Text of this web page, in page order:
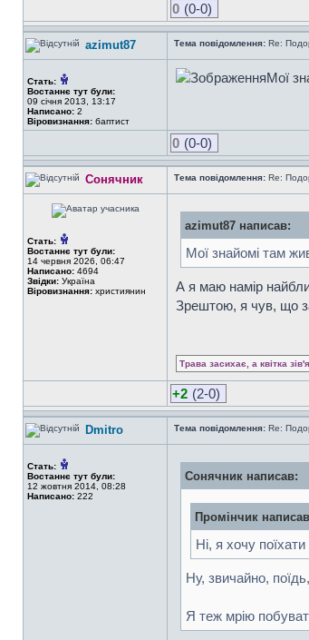
0 (0-0)
azimut87 Тема повідомлення: Re:
Стать:
Востаннє тут були:
09 січня 2013, 13:17
Написано: 2
Віровизнання: баптист
Мої
0 (0-0)
Сонячник Тема повідомлення: Re:
Стать:
Востаннє тут були:
14 червня 2026, 06:47
Написано: 4694
Звідки: Україна
Віровизнання: християнин
azimut87 написав:
Мої знайомі там
А я маю намір
Зрештою, я чув, що
Трава засихає, а квітка
+2 (2-0)
Dmitro Тема повідомлення: Re:
Стать:
Востаннє тут були:
12 жовтня 2014, 08:28
Написано: 222
Сонячник написав:
Промінчик
Ні, я хочу
Ну, звичайно,
Я теж мрію